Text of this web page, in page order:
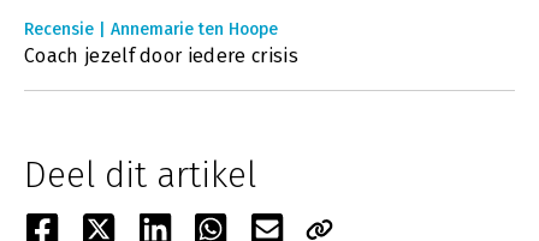
Recensie | Annemarie ten Hoope
Coach jezelf door iedere crisis
Deel dit artikel